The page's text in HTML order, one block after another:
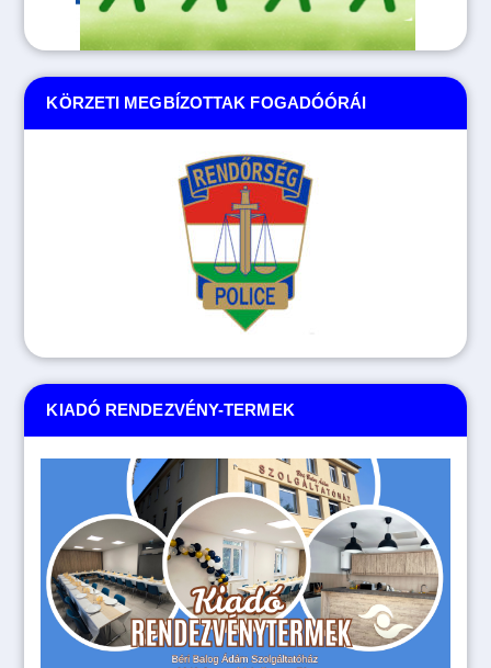
KIADÓ RENDEZVÉNY-TERMEK
KÖRZETI MEGBÍZOTTAK FOGADÓÓRÁI